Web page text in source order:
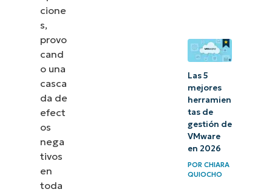
imprevistos
mejorar la
cione
s,
provo
cand
o una
casca
da de
efect
os
nega
tivos
en
toda
Las 5
mejores
herramien
tas de
gestión de
VMware
en 2026
POR CHIARA
QUIOCHO